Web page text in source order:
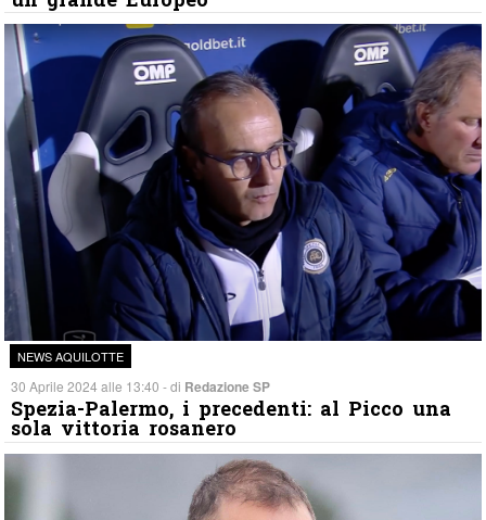
NEWS AQUILOTTE
30 Aprile 2024 alle 13:40 - di Redazione SP
Spezia-Palermo, i precedenti: al Picco una
sola vittoria rosanero